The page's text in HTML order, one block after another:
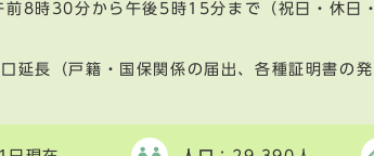
8時30分から午後5時15分まで（祝日・休日・
延長（戸籍・国保関係の届出、各種証明書の発